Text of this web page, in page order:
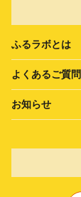
ふるラボとは
よくあるご質問
お知らせ